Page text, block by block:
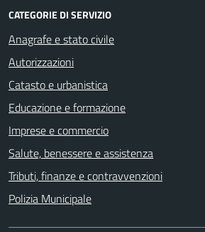
CATEGORIE DI SERVIZIO
Anagrafe e stato civile
Autorizzazioni
Catasto e urbanistica
Educazione e formazione
Imprese e commercio
Salute, benessere e assistenza
Tributi, finanze e contravvenzioni
Polizia Municipale